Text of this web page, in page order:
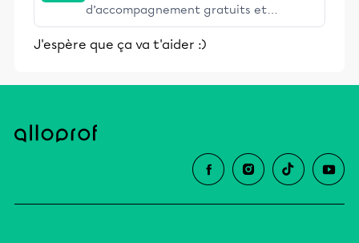
d’accompagnement gratuits et
stimulants, Alloprof engage les élèves
et leurs parents dans la réussite
J'espère que ça va t'aider :)